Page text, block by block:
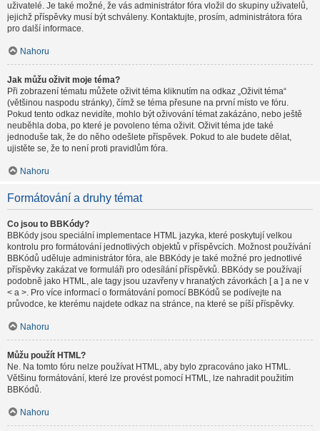
uživatelé. Je také možné, že vás administrátor fóra vložil do skupiny uživatelů,
jejichž příspěvky musí být schváleny. Kontaktujte, prosím, administrátora fóra
pro další informace.
Nahoru
Jak můžu oživit moje téma?
Při zobrazení tématu můžete oživit téma kliknutím na odkaz „Oživit téma“
(většinou naspodu stránky), čímž se téma přesune na první místo ve fóru.
Pokud tento odkaz nevidíte, mohlo být oživování témat zakázáno, nebo ještě
neuběhla doba, po které je povoleno téma oživit. Oživit téma jde také
jednoduše tak, že do něho odešlete příspěvek. Pokud to ale budete dělat,
ujistěte se, že to není proti pravidlům fóra.
Nahoru
Formátování a druhy témat
Co jsou to BBKódy?
BBKódy jsou speciální implementace HTML jazyka, které poskytují velkou
kontrolu pro formátování jednotlivých objektů v příspěvcích. Možnost používání
BBKódů uděluje administrátor fóra, ale BBKódy je také možné pro jednotlivé
příspěvky zakázat ve formuláři pro odesílání příspěvků. BBKódy se používají
podobně jako HTML, ale tagy jsou uzavřeny v hranatých závorkách [ a ] a ne v
< a >. Pro více informací o formátování pomocí BBKódů se podívejte na
průvodce, ke kterému najdete odkaz na stránce, na které se píší příspěvky.
Nahoru
Můžu použít HTML?
Ne. Na tomto fóru nelze používat HTML, aby bylo zpracováno jako HTML.
Většinu formátování, které lze provést pomocí HTML, lze nahradit použitím
BBKódů.
Nahoru